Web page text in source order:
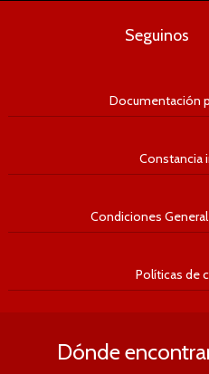
Seguinos
Documentación
Constancia
Condiciones
Políticas de
Dónde